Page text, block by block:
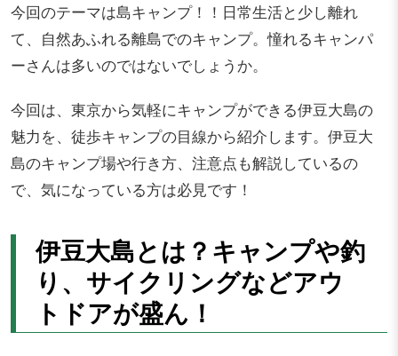
今回のテーマは島キャンプ！！日常生活と少し離れ
て、自然あふれる離島でのキャンプ。憧れるキャンパ
ーさんは多いのではないでしょうか。
今回は、東京から気軽にキャンプができる伊豆大島の
魅力を、徒歩キャンプの目線から紹介します。伊豆大
島のキャンプ場や行き方、注意点も解説しているの
で、気になっている方は必見です！
伊豆大島とは？キャンプや釣
り、サイクリングなどアウ
トドアが盛ん！